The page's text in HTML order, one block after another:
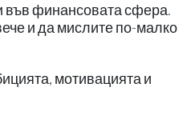
във финансовата сфера.
и да мислите по-малко
мотивацията и